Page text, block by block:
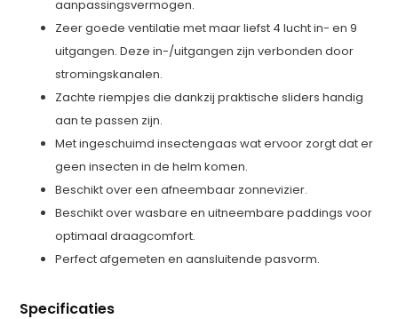
aanpassingsvermogen.
Zeer goede ventilatie met maar liefst 4 lucht in- en 9
uitgangen. Deze in-/uitgangen zijn verbonden door
stromingskanalen.
Zachte riempjes die dankzij praktische sliders handig
aan te passen zijn.
Met ingeschuimd insectengaas wat ervoor zorgt dat er
geen insecten in de helm komen.
Beschikt over een afneembaar zonnevizier.
Beschikt over wasbare en uitneembare paddings voor
optimaal draagcomfort.
Perfect afgemeten en aansluitende pasvorm.
Specificaties